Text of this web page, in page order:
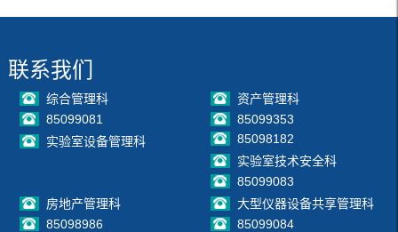
联系我们
综合管理科
85099081
资产管理科
85099353
实验室设备管理科
85098182
实验室技术安全科
85099083
房地产管理科
85098986
大型仪器设备共享管理科
85099084